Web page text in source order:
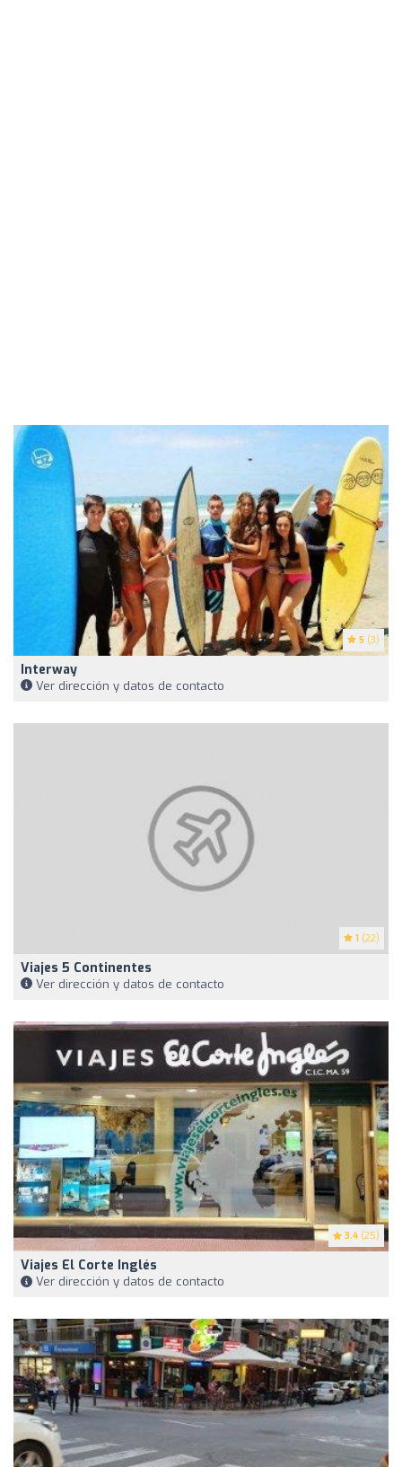
5 (3)
Interway
Ver dirección y datos de contacto
1 (22)
Viajes 5 Continentes
Ver dirección y datos de contacto
3.4 (25)
Viajes El Corte Inglés
Ver dirección y datos de contacto